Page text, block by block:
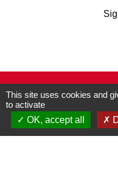
2 rue
27130
This site uses cookies and
to activate
OK, accept all